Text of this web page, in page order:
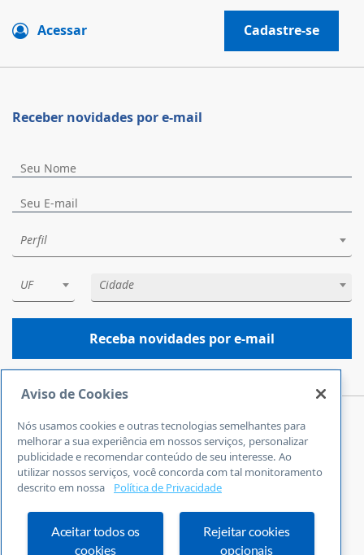
Acessar Cadastre-se
Central de Atendimento
0800 570 0800
24 horas por dia
Fale Conosco
Ouvidoria
Receber novidades por e-mail
Perfil
UF Cidade
Receba novidades por e-mail
Aviso de Cookies
Nós usamos cookies e outras tecnologias semelhantes para
melhorar a sua experiência em nossos serviços, personalizar
publicidade e recomendar conteúdo de seu interesse. Ao
utilizar nossos serviços, você concorda com tal monitoramento
descrito em nossa
Política de Privacidade
Aceitar todos os
cookies
Rejeitar cookies
opcionais